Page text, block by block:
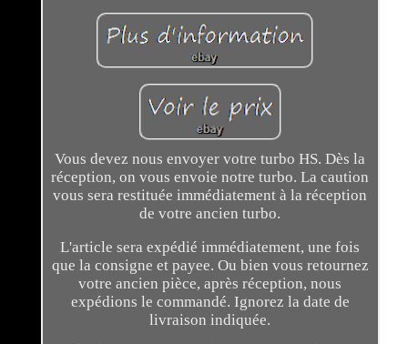
Vous devez nous envoyer votre turbo HS. Dès la
réception, on vous envoie notre turbo. La caution
vous sera restituée immédiatement à la réception
de votre ancien turbo.
L'article sera expédié immédiatement, une fois
que la consigne et payee. Ou bien vous retournez
votre ancien pièce, après réception, nous
expédions le commandé. Ignorez la date de
livraison indiquée.